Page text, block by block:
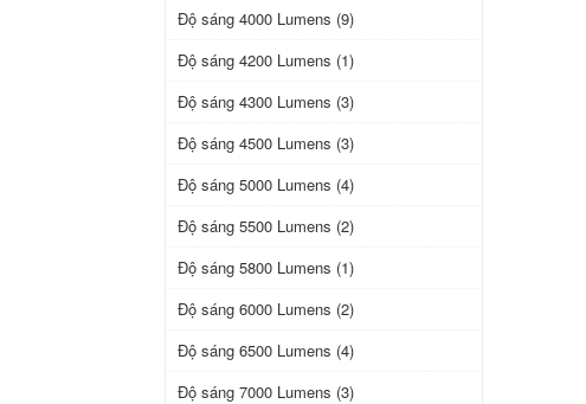
Độ sáng 4000 Lumens (9)
Độ sáng 4200 Lumens (1)
Độ sáng 4300 Lumens (3)
Độ sáng 4500 Lumens (3)
Độ sáng 5000 Lumens (4)
Độ sáng 5500 Lumens (2)
Độ sáng 5800 Lumens (1)
Độ sáng 6000 Lumens (2)
Độ sáng 6500 Lumens (4)
Độ sáng 7000 Lumens (3)